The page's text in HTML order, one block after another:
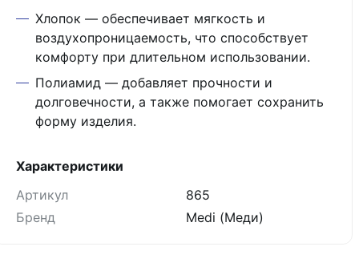
Хлопок — обеспечивает мягкость и
воздухопроницаемость, что способствует
комфорту при длительном использовании.
Полиамид — добавляет прочности и
долговечности, а также помогает сохранить
форму изделия.
Характеристики
Артикул
865
Бренд
Medi (Меди)